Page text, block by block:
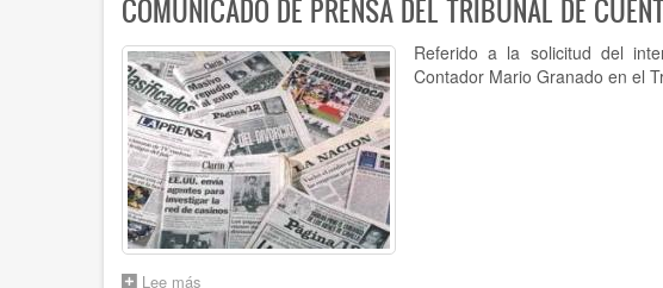
COMUNICADO DE PRENSA DEL TRIBUNAL DE
Referido a la solicitud del
Contador Mario Granado en el
Lee más